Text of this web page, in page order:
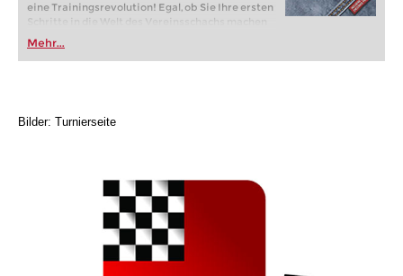
eine Trainingsrevolution! Egal, ob Sie Ihre ersten
Schritte in die Welt des Vereinsschachs machen
oder bereits auf Turnierniveau spielen: Mit
FRITZ trainieren Sie effizienter, intelligenter und
individueller als je zuvor.
Mehr...
Bilder: Turnierseite